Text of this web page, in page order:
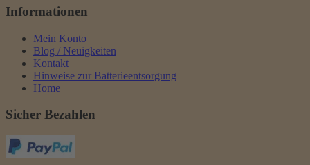
Informationen
Mein Konto
Blog / Neuigkeiten
Kontakt
Hinweise zur Batterieentsorgung
Home
Sicher Bezahlen